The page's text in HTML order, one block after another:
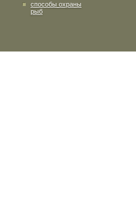
способы охраны
рыб